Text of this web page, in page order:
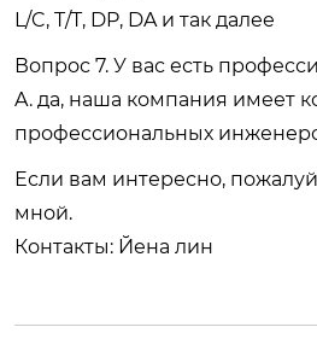
L/C, T/T, DP, DA и так далее
Вопрос 7. У вас есть
A. да, наша компания имеет
профессиональных
Если вам интересно,
мной.
Контакты: Йена лин